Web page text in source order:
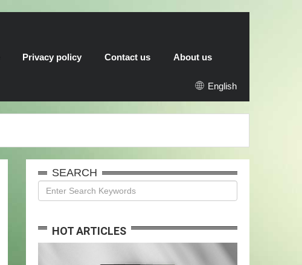
Privacy policy Contact us About us
English
SEARCH
HOT ARTICLES